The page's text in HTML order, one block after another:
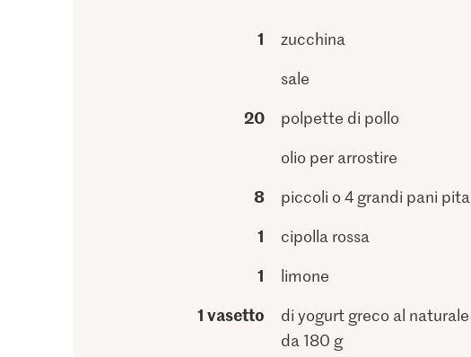
1
zucchina
sale
20
polpette di pollo
olio per arrostire
8 piccoli o 4 grandi pani pita
1 cipolla rossa
1 limone
1 vasetto
di yogurt greco al naturale
da 180 g